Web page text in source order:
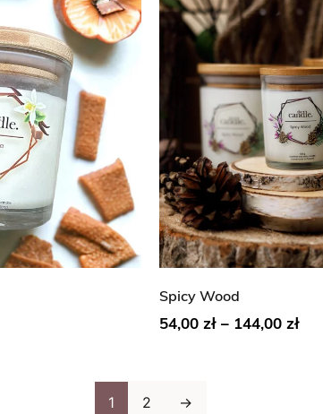
Spicy Wood
54,00 zł – 144,00 zł
1 2 →